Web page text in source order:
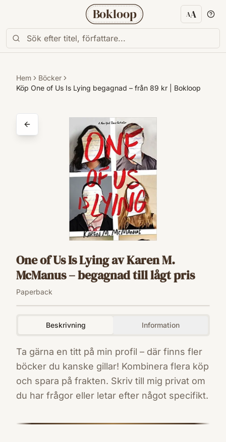
Bokloop AA
Hem
Böcker
Köp One of Us Is Lying begagnad – från 89 kr | Bokloop
One of Us Is Lying av Karen M.
McManus – begagnad till lågt pris
Paperback
Beskrivning Information
Ta gärna en titt på min profil – där finns fler
böcker du kanske gillar! Kombinera flera köp
och spara på frakten. Skriv till mig privat om
du har frågor eller letar efter något specifikt.
9781524714680